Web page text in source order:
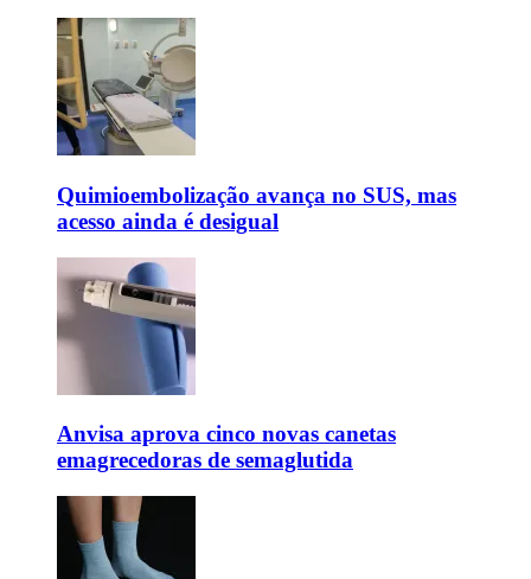
Quimioembolização avança no SUS, mas
acesso ainda é desigual
Anvisa aprova cinco novas canetas
emagrecedoras de semaglutida